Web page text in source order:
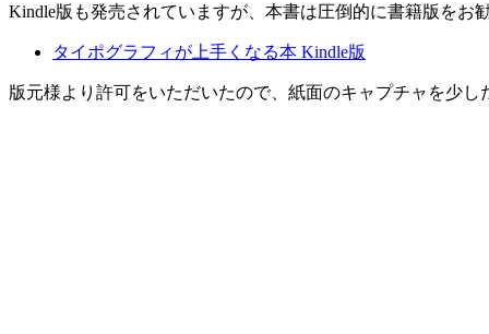
Kindle版も発売されていますが、本書は圧倒的に書籍版をお
タイポグラフィが上手くなる本 Kindle版
版元様より許可をいただいたので、紙面のキャプチャを少し